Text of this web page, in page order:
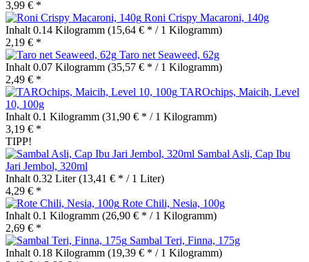
3,99 € *
Roni Crispy Macaroni, 140g
Inhalt 0.14 Kilogramm (15,64 € * / 1 Kilogramm)
2,19 € *
Taro net Seaweed, 62g
Inhalt 0.07 Kilogramm (35,57 € * / 1 Kilogramm)
2,49 € *
TAROchips, Maicih, Level
10, 100g
Inhalt 0.1 Kilogramm (31,90 € * / 1 Kilogramm)
3,19 € *
TIPP!
Sambal Asli, Cap Ibu
Jari Jembol, 320ml
Inhalt 0.32 Liter(13,41 € * / 1 Liter)
4,29 € *
Rote Chili, Nesia, 100g
Inhalt 0.1 Kilogramm (26,90 € * / 1 Kilogramm)
2,69 € *
Sambal Teri, Finna, 175g
Inhalt 0.18 Kilogramm (19,39 € * / 1 Kilogramm)